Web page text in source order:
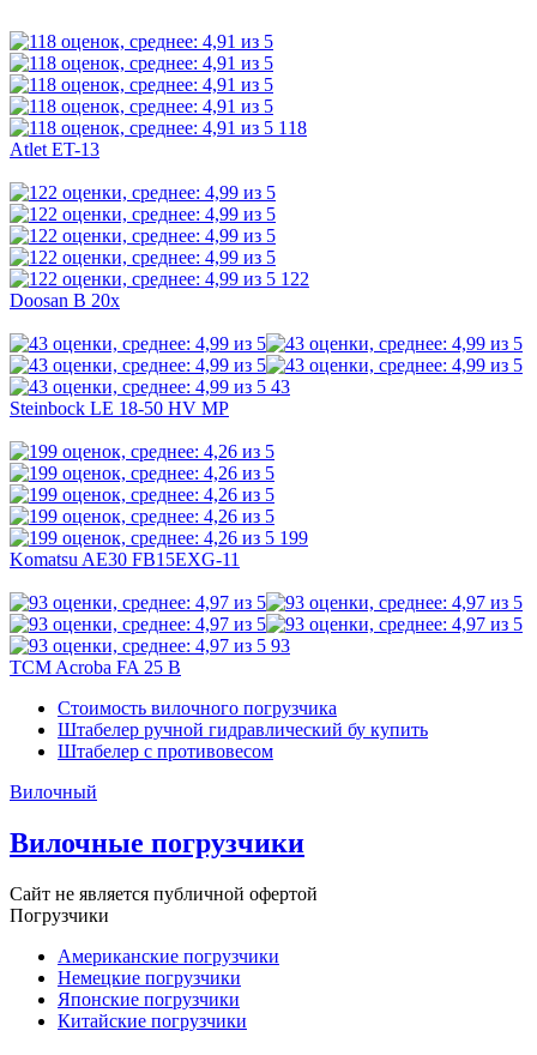
118
Atlet ET-13
122
Doosan B 20x
43
Steinbock LE 18-50 HV MP
199
Komatsu AE30 FB15EXG-11
93
TCM Acroba FA 25 B
Стоимость вилочного погрузчика
Штабелер ручной гидравлический бу купить
Штабелер с противовесом
Вилочный
Вилочные погрузчики
Сайт не является публичной офертой
Погрузчики
Американские погрузчики
Немецкие погрузчики
Японские погрузчики
Китайские погрузчики